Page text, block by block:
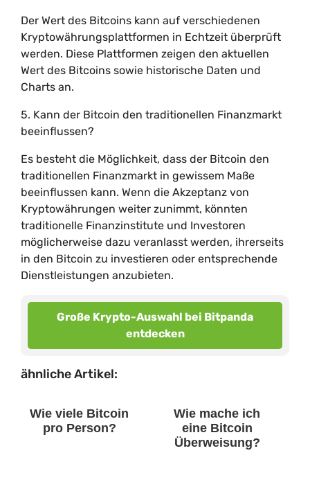
Der Wert des Bitcoins kann auf verschiedenen
Kryptowährungsplattformen in Echtzeit überprüft
werden. Diese Plattformen zeigen den aktuellen
Wert des Bitcoins sowie historische Daten und
Charts an.
5. Kann der Bitcoin den traditionellen Finanzmarkt
beeinflussen?
Es besteht die Möglichkeit, dass der Bitcoin den
traditionellen Finanzmarkt in gewissem Maße
beeinflussen kann. Wenn die Akzeptanz von
Kryptowährungen weiter zunimmt, könnten
traditionelle Finanzinstitute und Investoren
möglicherweise dazu veranlasst werden, ihrerseits
in den Bitcoin zu investieren oder entsprechende
Dienstleistungen anzubieten.
Große Krypto-Auswahl bei Bitpanda
entdecken
ähnliche Artikel:
Wie viele Bitcoin
pro Person?
Wie mache ich
eine Bitcoin
Überweisung?